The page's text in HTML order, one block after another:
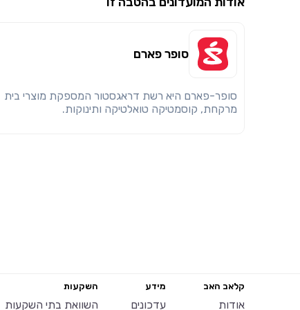
סופר פארם
סופר-פארם היא רשת דראגסטור המספקת מוצרי בית
מרקחת, קוסמטיקה טואלטיקה ותינוקות.
קלאב האב
אודות
מידע
עדכונים
השקעות
השוואת בתי השקעות